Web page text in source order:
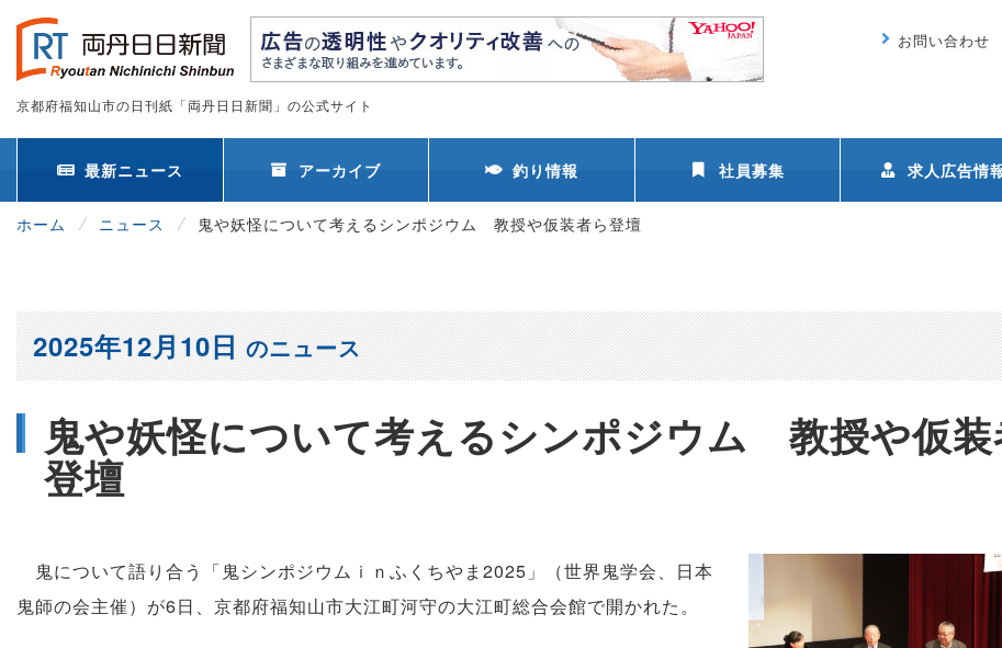
京都府福知山市の日刊紙「両丹日日新聞」の公式サイト
お問い合わせ
最新ニュース アーカイブ 釣り情報 社員募集 求人広告情
ホーム ニュース 鬼や妖怪について考えるシンポジウム 教授や仮装者ら登壇
鬼や妖怪について考えるシンポジウム 教授や仮装
登壇
2025年12月10日のニュース
鬼について語り合う「鬼シンポジウムｉｎふくちやま2025」（世界鬼学会、日本
鬼師の会主催）が6日、京都府福知山市大江町河守の大江町総合会館で開かれた。